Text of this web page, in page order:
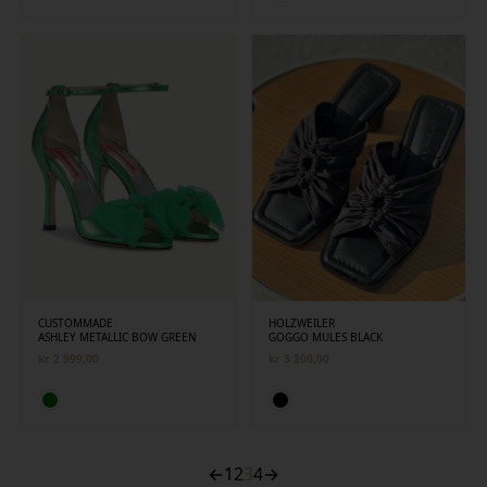
CUSTOMMADE
ASHLEY METALLIC BOW GREEN
HOLZWEILER
GOGGO MULES BLACK
←12 4→